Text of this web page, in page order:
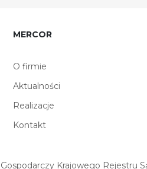
MERCOR
O firmie
Aktualności
Realizacje
Kontakt
Krajowego Rejestru